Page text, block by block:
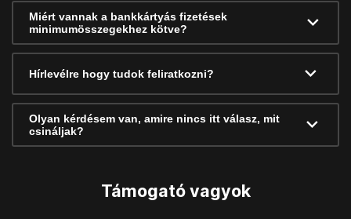
Miért vannak a bankkártyás fizetések
minimumösszegekhez kötve?
Hírlevélre hogy tudok feliratkozni?
Olyan kérdésem van, amire nincs itt válasz, mit
csináljak?
Támogató vagyok